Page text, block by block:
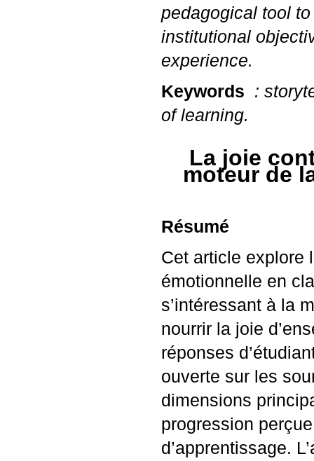
pedagogical tool
institutional
experience.
Keywords :
of learning.
La joie
moteur de
Résumé
Cet article explore
émotionnelle en
s’intéressant à la
nourrir la joie
réponses
ouverte sur les
dimensions
progression
d’apprentissage.